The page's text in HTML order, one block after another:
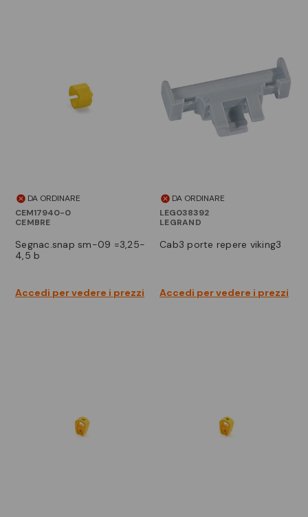
DA ORDINARE
CEM17940-0
CEMBRE
segnac.snap sm-09 =3,25-
4,5 b
Accedi per vedere i prezzi
DA ORDINARE
LEG038392
LEGRAND
cab3 porte repere viking3
Accedi per vedere i prezzi